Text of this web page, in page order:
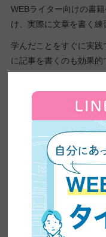
WEBライター向けの書
け、実際に文章を書く練
学んだことをすぐに実
に記事を書くのも効果的
読まれることを意識し
えられます。
インプットしたことを
きく早めますよ。
スキルは一度身につけ
最初の数ヵ月を「学び
固めることが長期的な
独学でWEBライティン
あわせて読みたい